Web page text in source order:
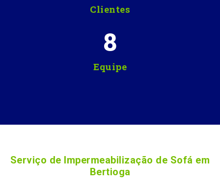
Clientes
Equipe
8
Serviço de Impermeabilização de Sofá em
Bertioga